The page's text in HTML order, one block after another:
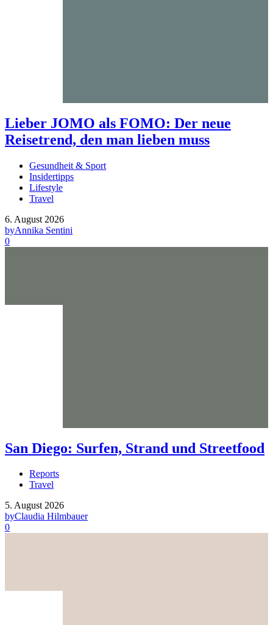
Lieber JOMO als FOMO: Der neue
Reisetrend, den man lieben muss
Gesundheit & Sport
Insidertipps
Lifestyle
Travel
6. August 2026
byAnnika Sentini
0
San Diego: Surfen, Strand und Streetfood
Reports
Travel
5. August 2026
byClaudia Hilmbauer
0